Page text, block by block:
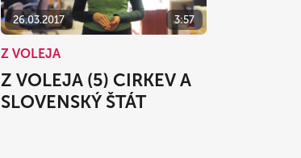
26.03.2017 3:57
Z VOLEJA
Z VOLEJA (5) CIRKEV A
SLOVENSKÝ ŠTÁT